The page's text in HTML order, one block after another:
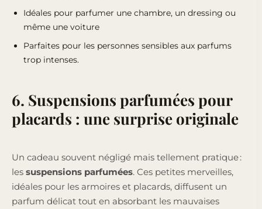
Idéales pour parfumer une chambre, un dressing ou
même une voiture
Parfaites pour les personnes sensibles aux parfums
trop intenses.
6. Suspensions parfumées pour
placards : une surprise originale
Un cadeau souvent négligé mais tellement pratique :
les suspensions parfumées. Ces petites merveilles,
idéales pour les armoires et placards, diffusent un
parfum délicat tout en absorbant les mauvaises